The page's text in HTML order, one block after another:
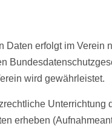
Daten erfolgt im Verein
wird gewährleistet.
Unterrichtung
erheben